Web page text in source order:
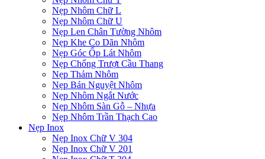
Nẹp Nhôm Chữ L
Nẹp Nhôm Chữ U
Nẹp Len Chân Tường Nhôm
Nẹp Khe Co Dãn Nhôm
Nẹp Góc Ốp Lát Nhôm
Nẹp Chống Trượt Cầu Thang
Nẹp Thảm Nhôm
Nẹp Bán Nguyệt Nhôm
Nẹp Nhôm Ngắt Nước
Nẹp Nhôm Sàn Gỗ – Nhựa
Nẹp Nhôm Trần Thạch Cao
Nẹp Inox
Nẹp Inox Chữ V 304
Nẹp Inox Chữ V 201